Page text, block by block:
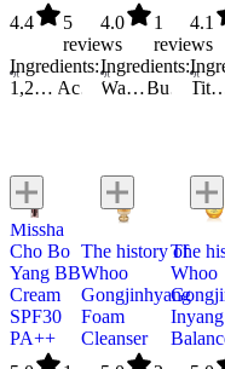
4.4
5
reviews
Ingredients:
1,2-Hexanediol
Acetyl Hexapeptide-8 Algae Extract Angelica Acutiloba Root Extract
4.0
1
reviews
Ingredients:
Water/Aqua/Eau
Butylene Glycol
4.1
Titanium Dioxide
Missha
Cho Bo
Yang BB
Cream
SPF30
PA++
The history of
Whoo
Gongjinhyang
Foam
Cleanser
The
Whoo
Inyang